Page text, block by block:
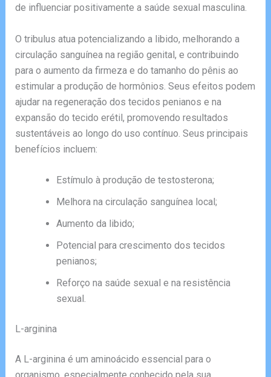
de influenciar positivamente a saúde sexual masculina.
O tribulus atua potencializando a libido, melhorando a
circulação sanguínea na região genital, e contribuindo
para o aumento da firmeza e do tamanho do pênis ao
estimular a produção de hormônios. Seus efeitos podem
ajudar na regeneração dos tecidos penianos e na
expansão do tecido erétil, promovendo resultados
sustentáveis ao longo do uso contínuo. Seus principais
benefícios incluem:
Estímulo à produção de testosterona;
Melhora na circulação sanguínea local;
Aumento da libido;
Potencial para crescimento dos tecidos
penianos;
Reforço na saúde sexual e na resistência
sexual.
L-arginina
A L-arginina é um aminoácido essencial para o